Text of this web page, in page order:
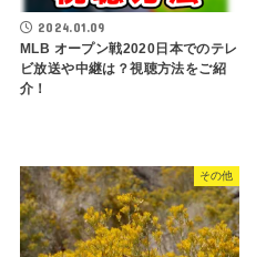
2024.01.09
MLB オープン戦2020日本でのテレ
ビ放送や中継は？視聴方法をご紹
介！
その他